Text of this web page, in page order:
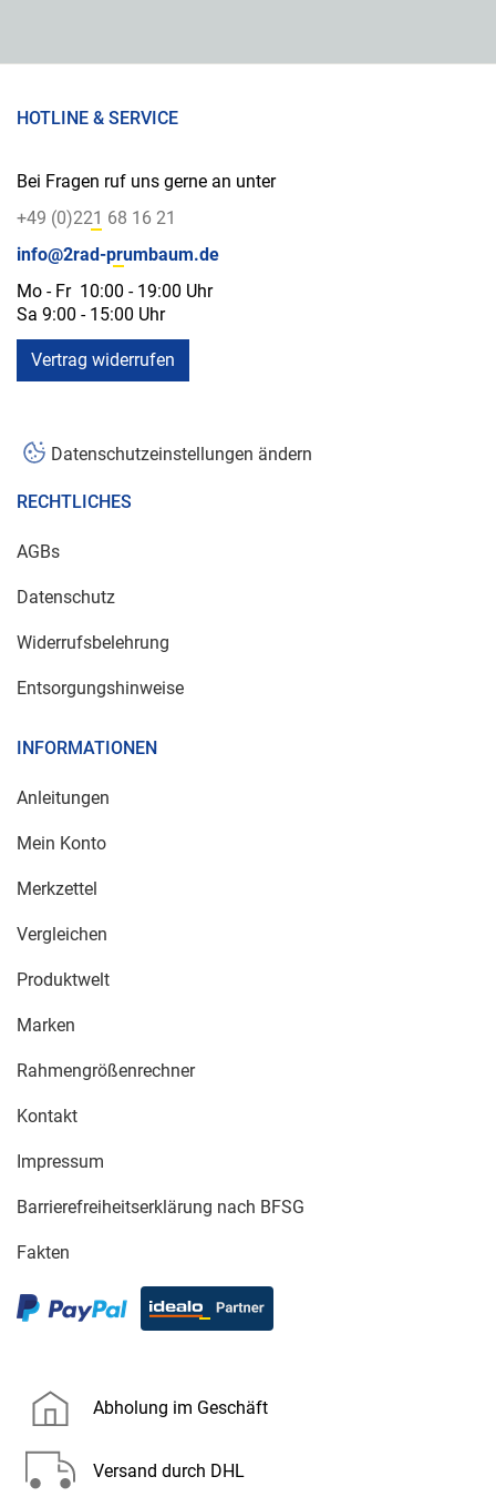
HOTLINE & SERVICE
Bei Fragen ruf uns gerne an unter
+49 (0)221 68 16 21
info@2rad-prumbaum.de
Mo - Fr 10:00 - 19:00 Uhr
Sa 9:00 - 15:00 Uhr
Vertrag widerrufen
Datenschutzeinstellungen ändern
RECHTLICHES
AGBs
Datenschutz
Widerrufsbelehrung
Entsorgungshinweise
INFORMATIONEN
Anleitungen
Mein Konto
Merkzettel
Vergleichen
Produktwelt
Marken
Rahmengrößenrechner
Kontakt
Impressum
Barrierefreiheitserklärung nach BFSG
Fakten
Abholung im Geschäft
Versand durch DHL